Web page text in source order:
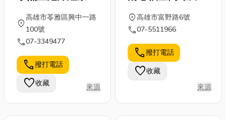
款」服務！讓
您在資金周轉
的同時，還能
繼續開著愛車
趴趴走，簡直
是救急的最佳
神隊友！想知
喪宴祭祀拜
桌，甚至企業
何規劃才能讓
「無肉不歡」
的賓客也讚不
絕口？本篇將
帶你...
本文將深入探
討倉庫籠的種
類、優勢、使
用場景及選擇
建議，幫助企
業在倉儲管理
中做出明智的
決策。 ...
location_on
高雄市苓雅區興中一路
100號
call07-3349477
call撥打電話
favorite收藏 來源
店
location_on高雄市富野路6號
call07-5511966
call撥打電話
favorite收藏
來源